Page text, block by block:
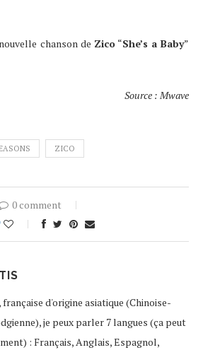
chanson de Zico“She’s a Baby”
Source : Mwave
ZICO
0 comment
française d'origine asiatique (Chinoise-
je peux parler 7 langues (ça peut
: Français, Anglais, Espagnol,